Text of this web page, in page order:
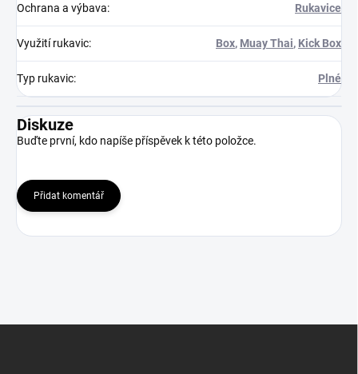
Ochrana a výbava: Rukavice
Využití rukavic: Box, Muay Thai, Kick Box
Typ rukavic: Plné
Diskuze
Buďte první, kdo napíše příspěvek k této položce.
Přidat komentář